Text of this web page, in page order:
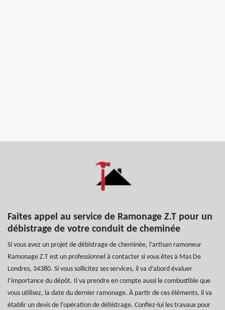
Faites appel au service de Ramonage Z.T pour un
débistrage de votre conduit de cheminée
Si vous avez un projet de débistrage de cheminée, l’artisan ramoneur
Ramonage Z.T est un professionnel à contacter si vous êtes à Mas De
Londres, 34380. Si vous sollicitez ses services, il va d’abord évaluer
l’importance du dépôt. Il va prendre en compte aussi le combustible que
vous utilisez, la date du dernier ramonage. À partir de ces éléments, il va
établir un devis de l’opération de débistrage. Confiez-lui les travaux pour